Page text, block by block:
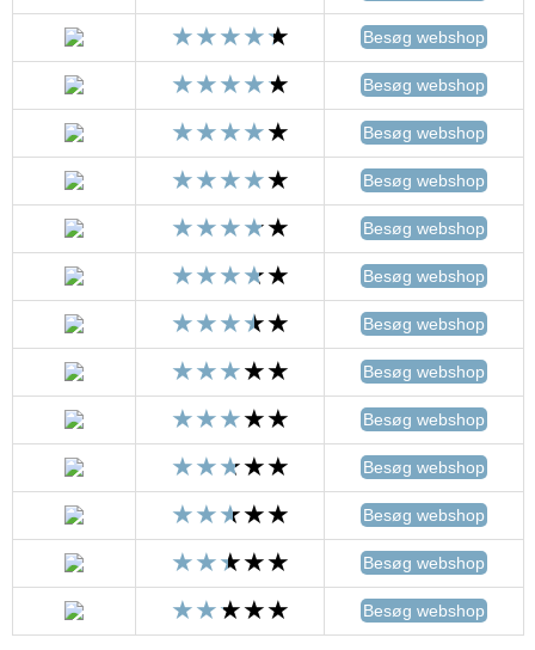
Besøg webshop
Besøg webshop
Besøg webshop
Besøg webshop
Besøg webshop
Besøg webshop
Besøg webshop
Besøg webshop
Besøg webshop
Besøg webshop
Besøg webshop
Besøg webshop
Besøg webshop